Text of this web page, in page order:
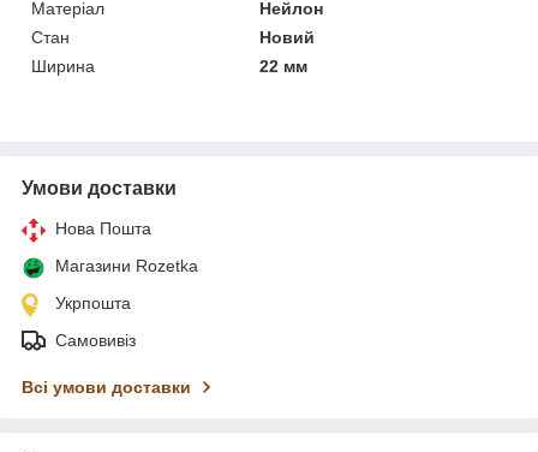
Матеріал
Нейлон
Стан
Новий
Ширина
22 мм
Умови доставки
Нова Пошта
Магазини Rozetka
Укрпошта
Самовивіз
Всі умови доставки